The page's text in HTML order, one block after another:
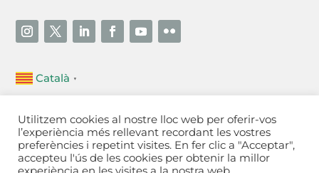
Català ▼
Unió Empresarial de l’Anoia (UEA)
Ctra. de Manresa, 131, 08700 – Igualada (Barcelona)
Tel 93 805 22 92
Utilitzem cookies al nostre lloc web per oferir-vos
l’experiència més rellevant recordant les vostres
preferències i repetint visites. En fer clic a "Acceptar",
accepteu l'ús de les cookies per obtenir la millor